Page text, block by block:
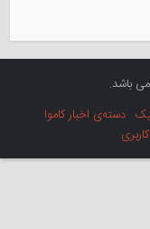
باشد.
دسته‌ی اخبار کاموا